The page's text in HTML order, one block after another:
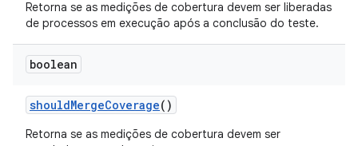
Retorna se as medições de cobertura devem ser liberadas
de processos em execução após a conclusão do teste.
boolean
shouldMergeCoverage()
Retorna se as medições de cobertura devem ser